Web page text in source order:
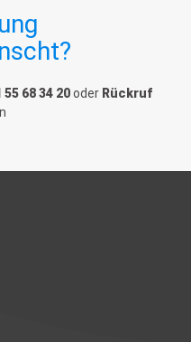
55 68 34 20oder Rückruf